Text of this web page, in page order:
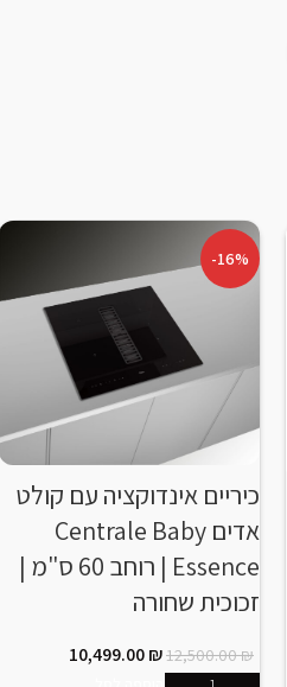
-16%
כיריים אינדוקציה עם קולט
אדים Centrale Baby
Essence | רוחב 60 ס"מ |
זכוכית שחורה
12,500.00₪
10,499.00₪